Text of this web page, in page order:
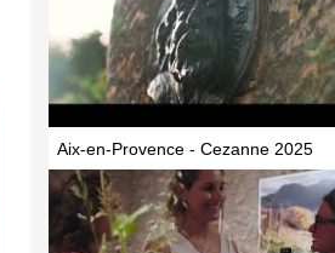
Aix-en-Provence - Cezanne 2025